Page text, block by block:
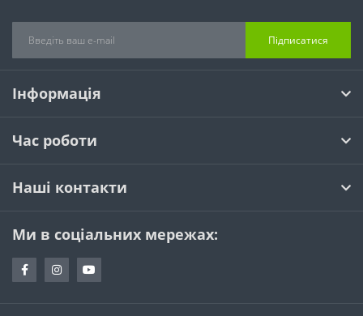
Підписатися
Інформація
Час роботи
Наші контакти
Ми в соціальних мережах: